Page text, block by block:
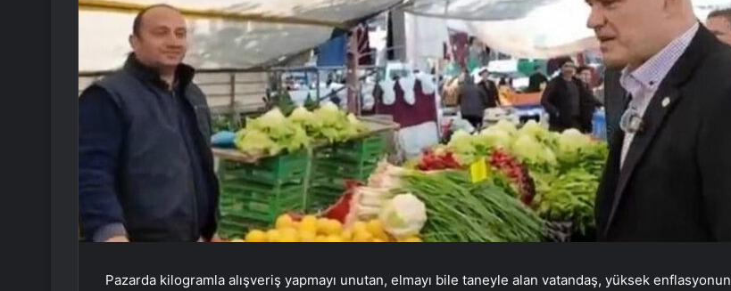
Pazarda kilogramla alışveriş yapmayı unutan, elmayı bile taneyle alan vatandaş, yüksek enflasyonun